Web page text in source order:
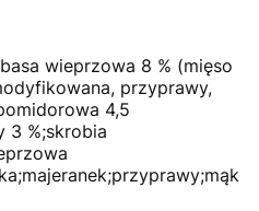
wieprzowa 8 % (mięso
przyprawy,
4,5
3 %;skrobia